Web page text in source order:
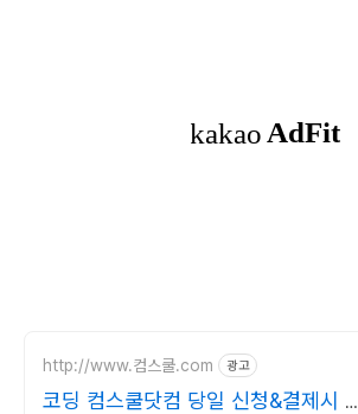
http://www.컴스쿨.com 광고
코딩 컴스쿨닷컴 당일 신청&결제시 기